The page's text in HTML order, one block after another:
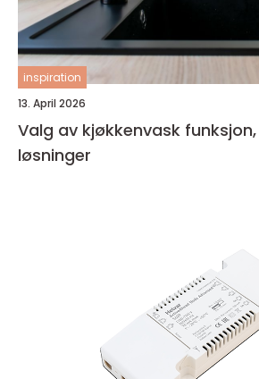
inspiration
13. April 2026
Valg av kjøkkenvask funksjon, stil og smarte
løsninger